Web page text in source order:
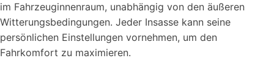
im Fahrzeuginnenraum, unabhängig von den äußeren
Witterungsbedingungen. Jeder Insasse kann seine
persönlichen Einstellungen vornehmen, um den
Fahrkomfort zu maximieren.